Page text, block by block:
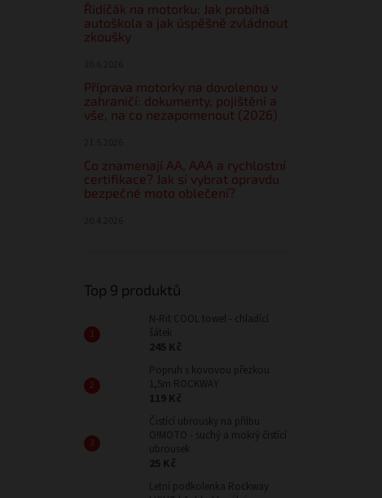
Řidičák na motorku: Jak probíhá
autoškola a jak úspěšně zvládnout
zkoušky
Příprava motorky na dovolenou v
zahraničí: dokumenty, pojištění a
vše, na co nezapomenout (2026)
Co znamenají AA, AAA a rychlostní
certifikace? Jak si vybrat opravdu
bezpečné moto oblečení?
Top 9 produktů
N-Rit COOL towel - chladící
šátek
245 Kč
Popruh s kovovou přezkou
1,5m ROCKWAY
119 Kč
Čistící ubrousky na přilbu
O!MOTO - suchý a mokrý čistící
ubrousek
25 Kč
Letní podkolenka Rockway